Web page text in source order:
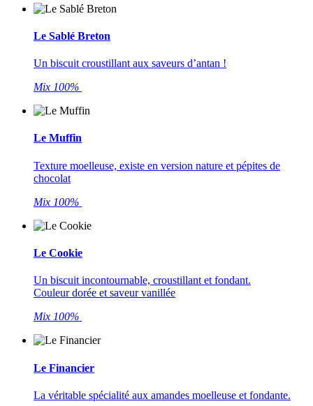
Le Sablé Breton
Un biscuit croustillant aux saveurs d’antan !
Mix 100%
Le Muffin
Texture moelleuse, existe en version nature et pépites de
chocolat
Mix 100%
Le Cookie
Un biscuit incontournable, croustillant et fondant.
Couleur dorée et saveur vanillée
Mix 100%
Le Financier
La véritable spécialité aux amandes moelleuse et fondante.